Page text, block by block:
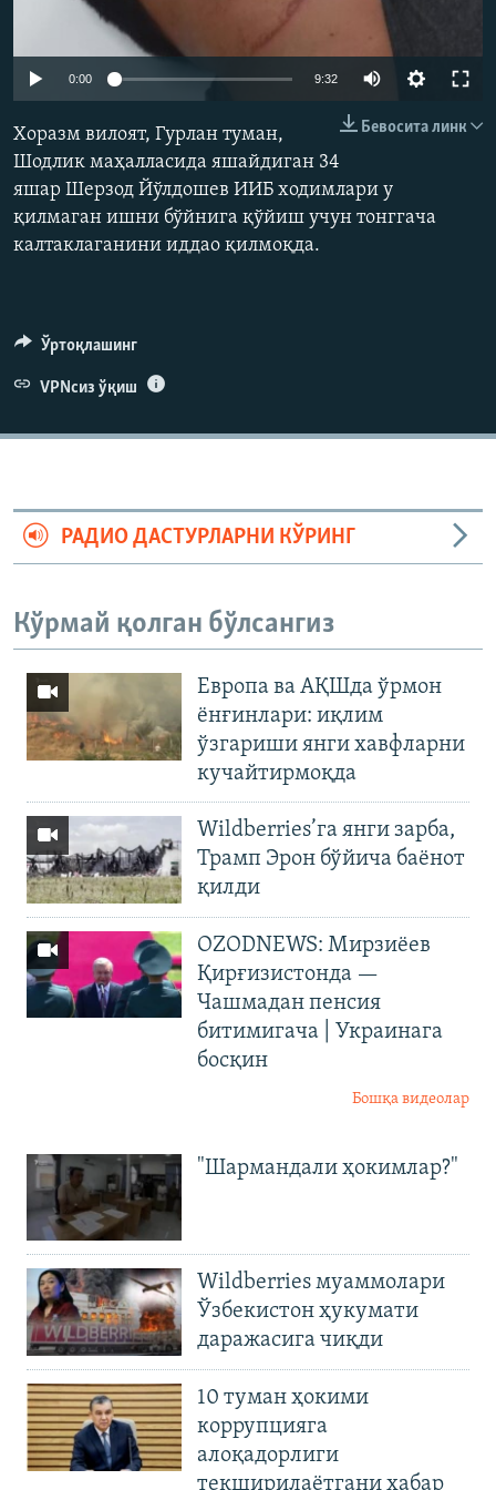
Auto 360p 480p
720p 1080p
0:00 9:32
480p
Бевосита линк
Хоразм вилоят, Гурлан туман,
Шодлик маҳалласида яшайдиган 34
яшар Шерзод Йўлдошев ИИБ ходимлари у
қилмаган ишни бўйнига қўйиш учун тонггача
калтаклаганини иддао қилмоқда.
Ўртоқлашинг
VPNсиз ўқиш
РАДИО ДАСТУРЛАРНИ КЎРИНГ
Кўрмай қолган бўлсангиз
Европа ва АҚШда ўрмон
ёнғинлари: иқлим
ўзгариши янги хавфларни
кучайтирмоқда
Wildberries’га янги зарба,
Трамп Эрон бўйича баёнот
қилди
OZODNEWS: Мирзиёев
Қирғизистонда —
Чашмадан пенсия
битимигача | Украинага
босқин
Бошқа видеолар
"Шармандали ҳокимлар?"
Wildberries муаммолари
Ўзбекистон ҳукумати
даражасига чиқди
10 туман ҳокими
коррупцияга
алоқадорлиги
текширилаётгани хабар